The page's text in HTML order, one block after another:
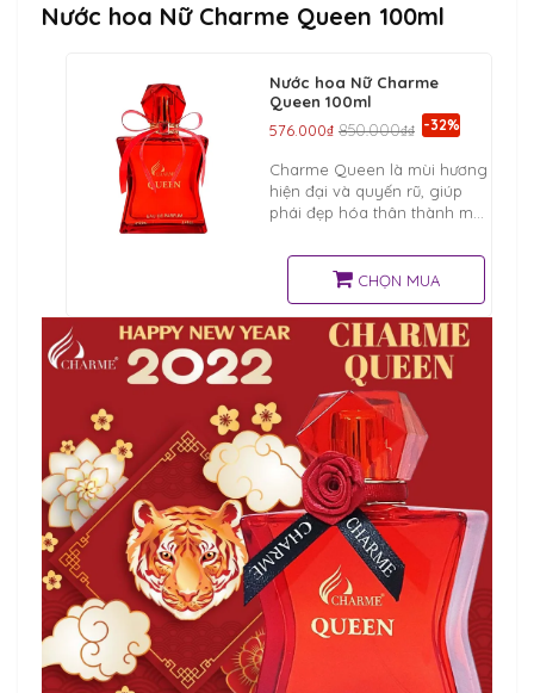
Nước hoa Nữ Charme Queen 100ml
Nước hoa Nữ Charme
Queen 100ml
576.000₫ 850.000₫₫ -32%
Charme Queen là mùi hương
hiện đại và quyến rũ, giúp
phái đẹp hóa thân thành một
sắc đẹp. . Cánh đàn ông sẽ
sẵn sàng quỳ gối, thủ phục
CHỌN MUA